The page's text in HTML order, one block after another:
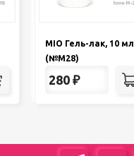
MIO Гель-лак, 10 мл
(№М28)
280 ₽